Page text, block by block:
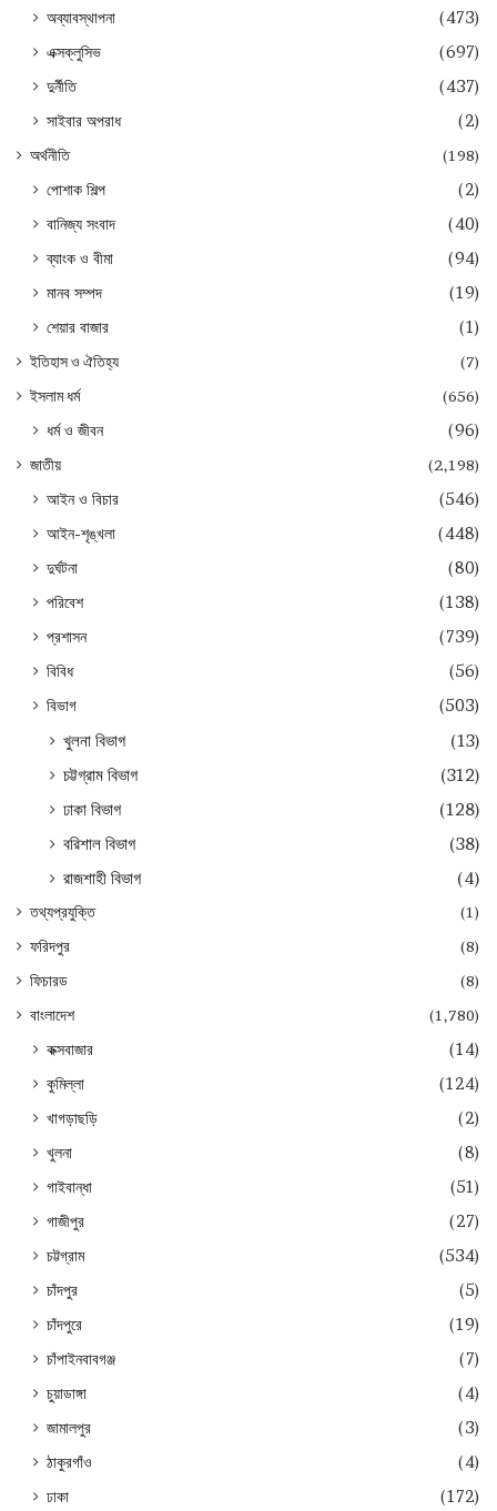
অব্যাবস্থাপনা
(473)
এক্সক্লুসিভ
(697)
দুর্নীতি
(437)
সাইবার অপরাধ
(2)
অর্থনীতি (198)
পোশাক শিল্প
(2)
বানিজ্য সংবাদ
(40)
ব্যাংক ও বীমা
(94)
মানব সম্পদ
(19)
শেয়ার বাজার
(1)
ইতিহাস ও ঐতিহ্য
(7)
ইসলাম ধর্ম
(656)
ধর্ম ও জীবন (96)
জাতীয় (2,198)
আইন ও বিচার
(546)
আইন-শৃঙ্খলা
(448)
দুর্ঘটনা
(80)
পরিবেশ
(138)
প্রশাসন
(739)
বিবিধ
(56)
বিভাগ
(503)
খুলনা বিভাগ
(13)
চট্টগ্রাম বিভাগ
(312)
ঢাকা বিভাগ
(128)
বরিশাল বিভাগ
(38)
রাজশাহী বিভাগ
(4)
তথ্যপ্রযুক্তি
(1)
ফরিদপুর
(8)
ফিচারড
(8)
বাংলাদেশ
(1,780)
কক্সবাজার
(14)
কুমিল্লা
(124)
খাগড়াছড়ি
(2)
খুলনা
(8)
গাইবান্ধা
(51)
গাজীপুর
(27)
চট্টগ্রাম
(534)
চাঁদপুর
(5)
চাঁদপুরে
(19)
চাঁপাইনবাবগঞ্জ
(7)
চুয়াডাঙ্গা
(4)
জামালপুর
(3)
ঠাকুরগাঁও
(4)
ঢাকা
(172)